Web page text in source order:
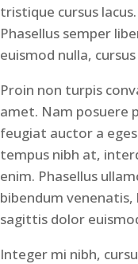
tristique cursus
Phasellus semper
euismod nulla,
Proin non turpis
amet. Nam posuere
feugiat auctor a
tempus nibh at,
enim. Phasellus
bibendum
sagittis dolor
Integer mi nibh,